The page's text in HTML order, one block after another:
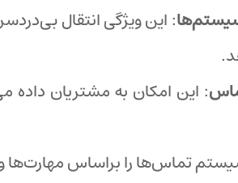
: این ویژگی انتقال
: این امکان به مشتریان داده
تماس‌ها را براساس مهارت‌ها